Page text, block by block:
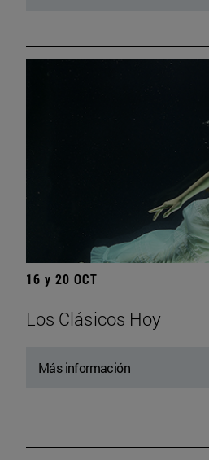
16 y 20 OCT
Los Clásicos Hoy
Más información